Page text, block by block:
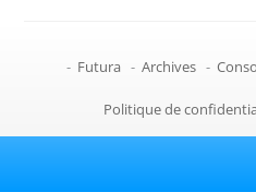
- Futura - Archives - Conso
Politique de